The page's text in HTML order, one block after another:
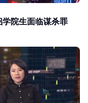
院生面临谋杀罪